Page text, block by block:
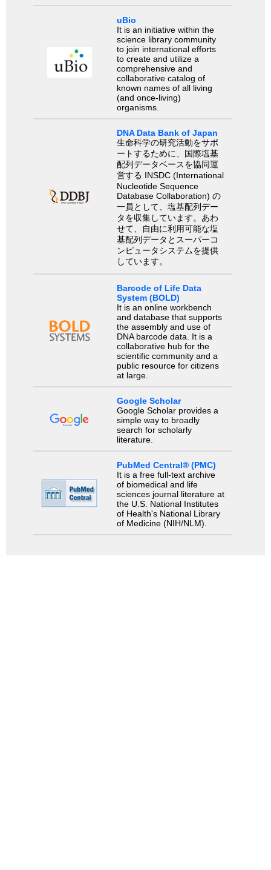
uBio
It is an initiative within the
science library community
to join international efforts
to create and utilize a
comprehensive and
collaborative catalog of
known names of all living
(and once-living)
organisms.
DNA Data Bank of Japan
生命科学の研究活動をサポ
ートするために、国際塩基
配列データベースを協同運
営する INSDC (International
Nucleotide Sequence
Database Collaboration) の
一員として、塩基配列デー
タを収集しています。あわ
せて、自由に利用可能な塩
基配列データとスーパーコ
ンピュータシステムを提供
しています。
Barcode of Life Data
System (BOLD)
It is an online workbench
and database that supports
the assembly and use of
DNA barcode data. It is a
collaborative hub for the
scientific community and a
public resource for citizens
at large.
Google Scholar
Google Scholar provides a
simple way to broadly
search for scholarly
literature.
PubMed Central® (PMC)
It is a free full-text archive
of biomedical and life
sciences journal literature at
the U.S. National Institutes
of Health's National Library
of Medicine (NIH/NLM).